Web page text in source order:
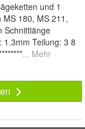
und 1
180, MS 211,
Schnittlänge
1.3mm Teilung: 3 8
... Mehr